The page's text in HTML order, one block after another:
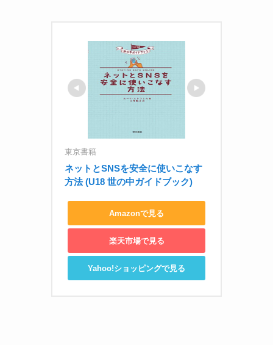
東京書籍
ネットとSNSを安全に使いこなす
方法 (U18 世の中ガイドブック)
Amazonで見る
楽天市場で見る
Yahoo!ショッピングで見る